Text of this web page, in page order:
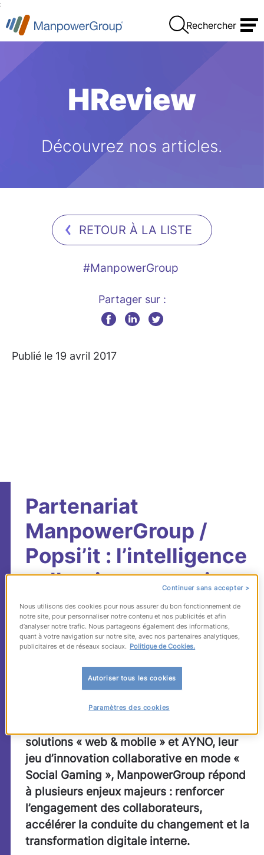
:
Rechercher
HReview
Découvrez nos articles.
RETOUR À LA LISTE
#ManpowerGroup
Partager sur :
Publié le 19 avril 2017
Partenariat
ManpowerGroup /
Popsi’it : l’intelligence
collective au service
de l’innovation
Dans le cadre de sa stratégie globale
Eclaireur Office, ManpowerGroup France
expérimente une nouvelle approche à
même de soutenir la transformation de ses
solutions « web & mobile » et AYNO, leur
jeu d’innovation collaborative en mode «
Social Gaming », ManpowerGroup répond
à plusieurs enjeux majeurs : renforcer
l’engagement des collaborateurs,
accélérer la conduite du changement et la
transformation digitale interne.
Continuer sans accepter >
Nous utilisons des cookies pour nous assurer du bon fonctionnement de
notre site, pour personnaliser notre contenu et nos publicités et afin
d’analyser notre trafic. Nous partageons également des informations,
quant à votre navigation sur notre site, avec nos partenaires analytiques,
publicitaires et de réseaux sociaux. Politique de Cookies.
Autoriser tous les cookies
Paramètres des cookies